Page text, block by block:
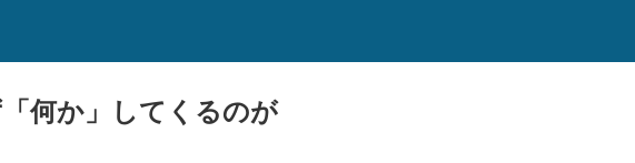
何か」してくるのが